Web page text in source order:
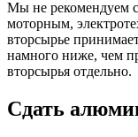
Мы не рекомендуем
моторным,
вторсырье
намного ниже, чем
вторсырья отдельно.
Сдать